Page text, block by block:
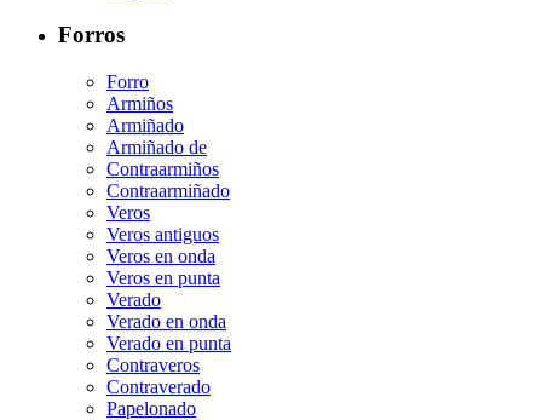
Forros
Forro
Armiños
Armiñado
Armiñado de
Contraarmiños
Contraarmiñado
Veros
Veros antiguos
Veros en onda
Veros en punta
Verado
Verado en onda
Verado en punta
Contraveros
Contraverado
Papelonado